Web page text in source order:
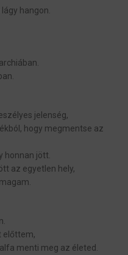
hangon.
jelenség,
hogy megmentse az
honnan jött.
az egyetlen hely,
előttem,
menti meg az életed.